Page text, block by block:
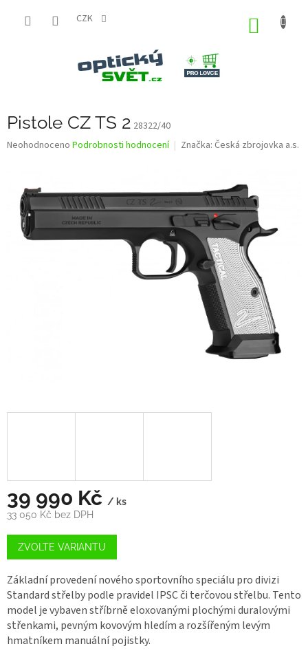
CZK
Pistole CZ TS 2 28322/40
Průměrné
hvězdiček.
Neohodnoceno Podrobnosti hodnocení Značka: Česká zbrojovka a.s.
39 990 Kč / ks
33 050 Kč bez DPH
Měrná
cena:
ZVOLTE VARIANTU
Základní provedení nového sportovního speciálu pro divizi
Standard střelby podle pravidel IPSC či terčovou střelbu. Tento
model je vybaven stříbrně eloxovanými plochými duralovými
střenkami, pevným kovovým hledím a rozšířeným levým
hmatníkem manuální pojistky.